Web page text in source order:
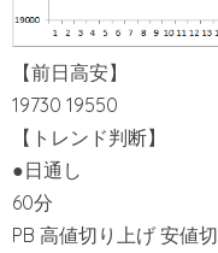
【前日高安】
19730 19550
【トレンド判断】
●日通し
60分
PB 高値切り上げ 安値